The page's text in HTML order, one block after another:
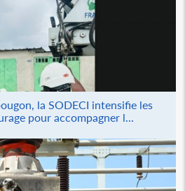
la SODECI intensifie les
pour accompagner l...